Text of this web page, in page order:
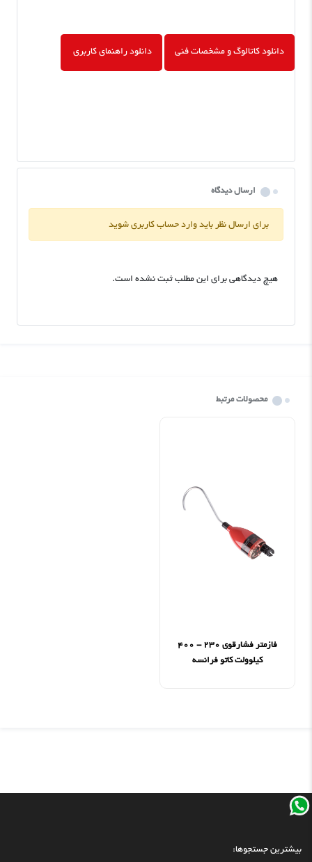
دانلود کاتالوگ و مشخصات فنی دانلود راهنمای کاربری
ارسال دیدگاه
برای ارسال نظر باید وارد حساب کاربری شوید
هیچ دیدگاهی برای این مطلب ثبت نشده است.
محصولات مرتبط
فازمتر فشارقوی ۲۳۰ - ۴۰۰
کیلوولت کاتو فرانسه
بیشترین جستجوها: